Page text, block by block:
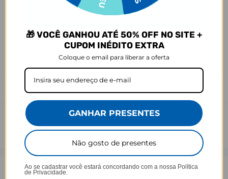
fabricação, costura e montagem, e 6 meses contra defeitos de
*A imagem do produto é ilustrativa e pode variar de tonalidade e
cor de acordo com a configuração de cada tela.
Prazo de Postagem
Opinião dos consumidores
🎁 VOCÊ GANHOU ATÉ 50% OFF NO SITE +
CUPOM INÉDITO EXTRA
Coloque o email para liberar a oferta
GANHAR PRESENTES
Não gosto de presentes
Ao se cadastrar você estará concordando com a nossa Política
de Privacidade.